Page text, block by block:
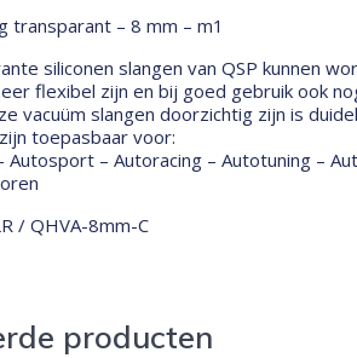
transparant – 8 mm – m1
siliconen slangen van QSP kunnen
flexibel zijn en bij goed gebruik ook
vacuüm slangen doorzichtig zijn is
toepasbaar voor:
Autosport – Autoracing – Autotuning –
/ QHVA-8mm-C
producten